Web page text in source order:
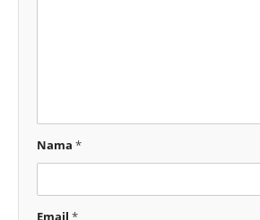
Nama *
Email *